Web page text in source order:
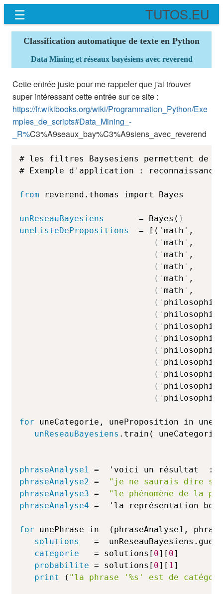
☰ TUTOS.EU
Classification automatique de texte en Python
Data Mining et réseaux bayésiens avec reverend
Cette entrée juste pour me rappeler que j'ai trouver
super intéressant cette entrée sur ce site :
https://fr.wikibooks.org/wiki/Programmation_Python/Exe
mples_de_scripts#Data_Mining_-
_R%C3%A9seaux_bay%C3%A9siens_avec_reverend
# les filtres Baysesiens permettent de
# Exemple d ' application :
from reverend.thomas import Bayes
unReseauBayesiens
       = Bayes(
)
uneListeDePropositions
= [('math',
( ' math '
( ' math '
( ' math '
( ' math '
( ' math '
( ' philosophie
( ' philosophie
( ' philosophie
( ' philosophie
( ' philosophie
( ' philosophie
( ' philosophie
( ' philosophie
( ' philosophie
for uneCategorie, uneProposition in
unReseauBayesiens .train(
phraseAnalyse1 =  'voici un résultat  :
phraseAnalyse2 =
"je ne saurais dire
phraseAnalyse3 =
"le phénomène de la
phraseAnalyse4 =  'la représentation
for unePhrase in  (phraseAnalyse1,
solutions
=
categorie
   = solutions[
0][ 0]
probabilite = solutions[ 0][ 1]
print
( "la phrase '%s' est de